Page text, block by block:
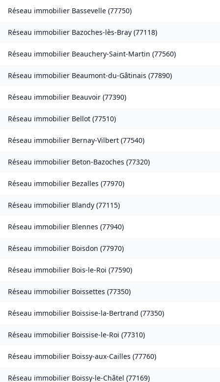
Réseau immobilier Bassevelle (77750)
Réseau immobilier Bazoches-lès-Bray (77118)
Réseau immobilier Beauchery-Saint-Martin (77560)
Réseau immobilier Beaumont-du-Gâtinais (77890)
Réseau immobilier Beauvoir (77390)
Réseau immobilier Bellot (77510)
Réseau immobilier Bernay-Vilbert (77540)
Réseau immobilier Beton-Bazoches (77320)
Réseau immobilier Bezalles (77970)
Réseau immobilier Blandy (77115)
Réseau immobilier Blennes (77940)
Réseau immobilier Boisdon (77970)
Réseau immobilier Bois-le-Roi (77590)
Réseau immobilier Boissettes (77350)
Réseau immobilier Boissise-la-Bertrand (77350)
Réseau immobilier Boissise-le-Roi (77310)
Réseau immobilier Boissy-aux-Cailles (77760)
Réseau immobilier Boissy-le-Châtel (77169)